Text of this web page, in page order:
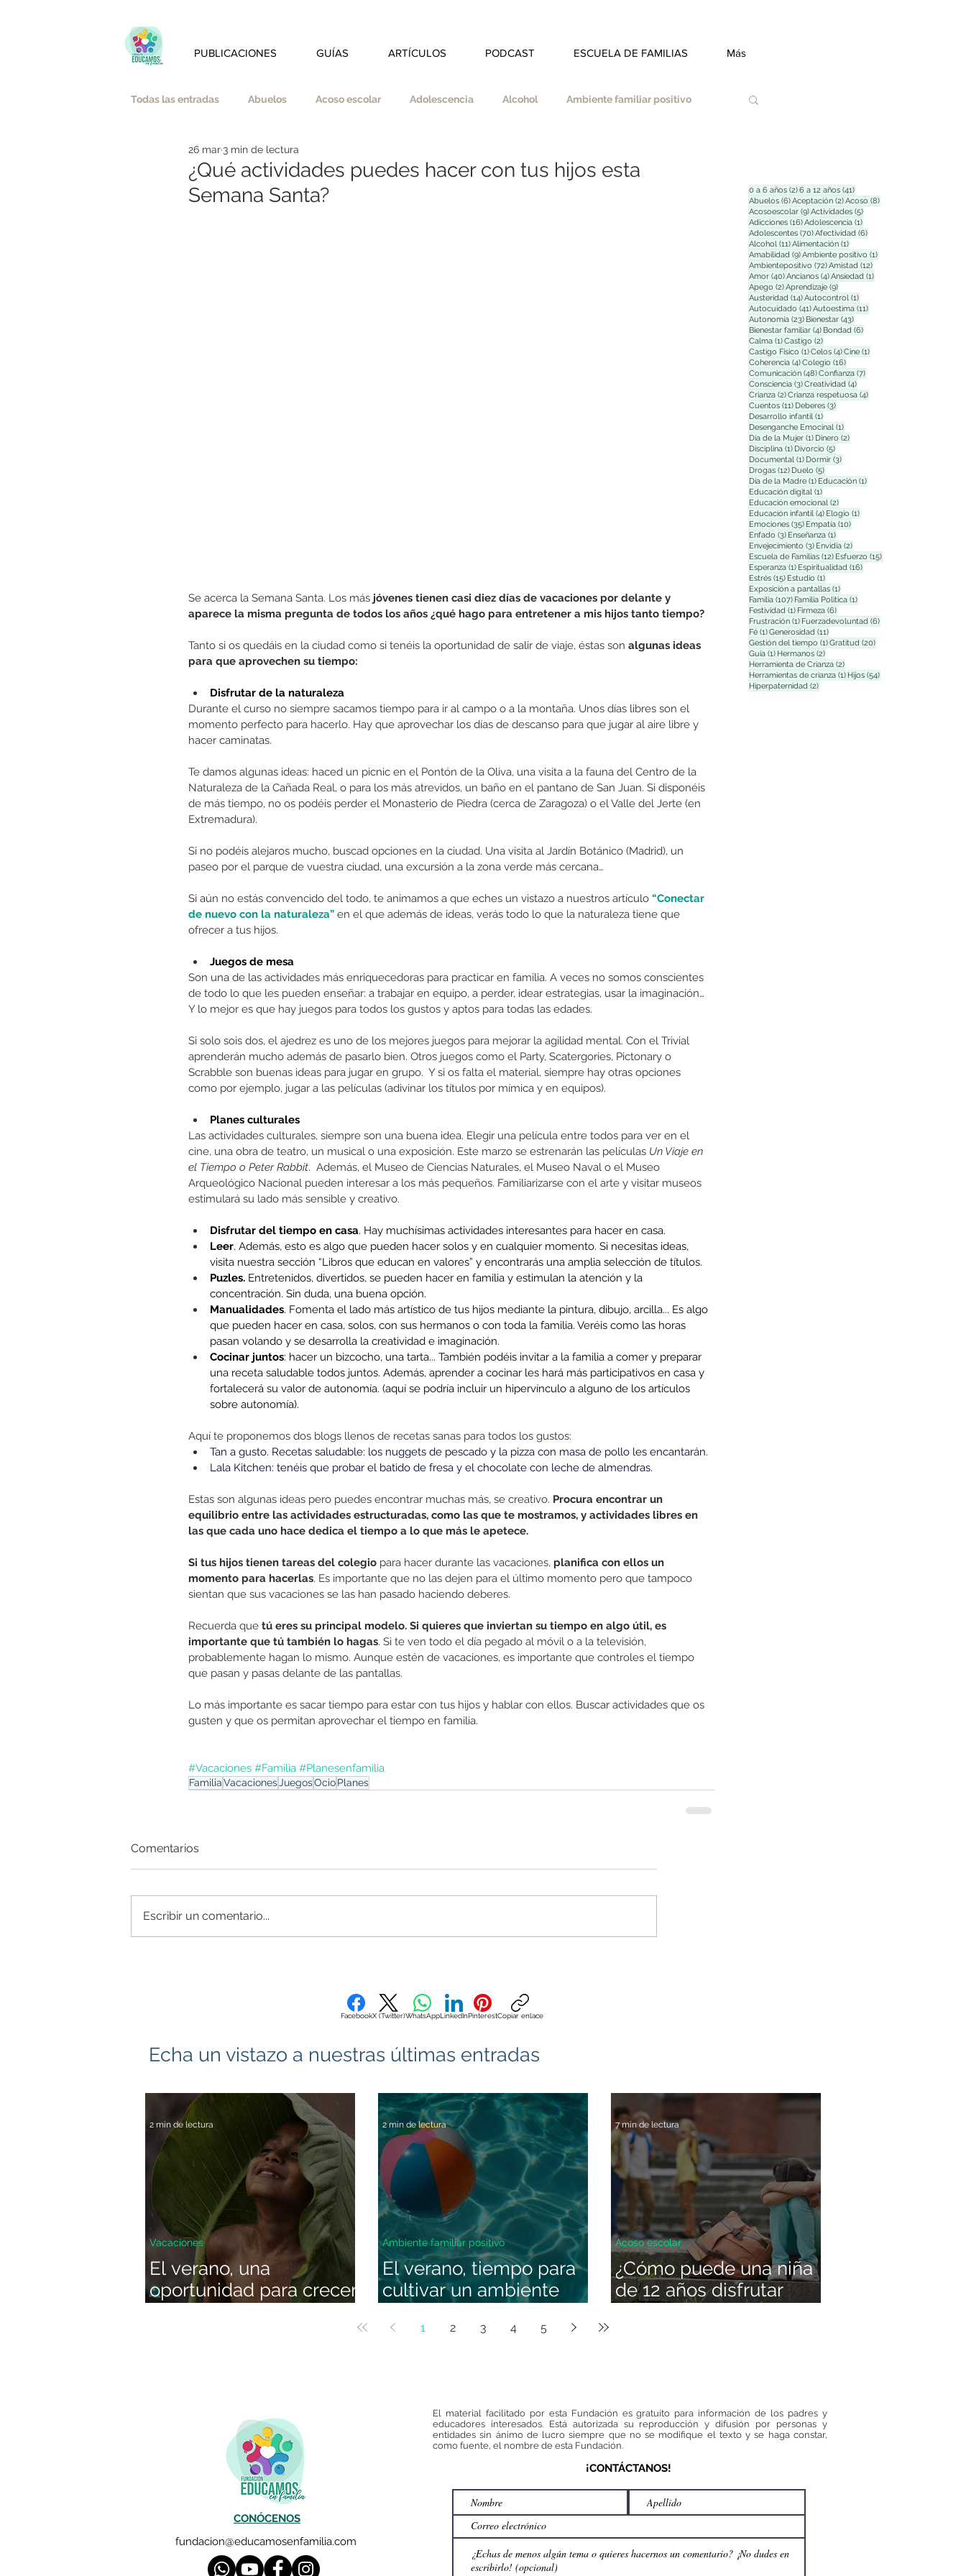
PUBLICACIONES GUÍAS ARTÍCULOS PODCAST ESCUELA DE FAMILIAS Más
Todas las entradas Abuelos Acoso escolar Adolescencia Alcohol Ambiente familiar positivo
Amistad Amor Austeridad
¿Qué actividades puedes hacer con tus hijos esta
Semana Santa?
26 mar 3 min de lectura
Se acerca la Semana Santa. Los más jóvenes tienen casi diez días de vacaciones por delante y
aparece la misma pregunta de todos los años ¿qué hago para entretener a mis hijos tanto tiempo?
Tanto si os quedáis en la ciudad como si tenéis la oportunidad de salir de viaje, éstas son algunas ideas
para que aprovechen su tiempo:
Disfrutar de la naturaleza
Durante el curso no siempre sacamos tiempo para ir al campo o a la montaña. Unos días libres son el
momento perfecto para hacerlo. Hay que aprovechar los días de descanso para que jugar al aire libre y
hacer caminatas.
Te damos algunas ideas: haced un picnic en el Pontón de la Oliva, una visita a la fauna del Centro de la
Naturaleza de la Cañada Real, o para los más atrevidos, un baño en el pantano de San Juan. Si disponéis
de más tiempo, no os podéis perder el Monasterio de Piedra (cerca de Zaragoza) o el Valle del Jerte (en
Extremadura).
Si no podéis alejaros mucho, buscad opciones en la ciudad. Una visita al Jardín Botánico (Madrid), un
paseo por el parque de vuestra ciudad, una excursión a la zona verde más cercana…
Si aún no estás convencido del todo, te animamos a que eches un vistazo a nuestros artículo “Conectar
de nuevo con la naturaleza” en el que además de ideas, verás todo lo que la naturaleza tiene que
ofrecer a tus hijos.
Juegos de mesa
Son una de las actividades más enriquecedoras para practicar en familia. A veces no somos conscientes
de todo lo que les pueden enseñar: a trabajar en equipo, a perder, idear estrategias, usar la imaginación…
Y lo mejor es que hay juegos para todos los gustos y aptos para todas las edades.
Si solo sois dos, el ajedrez es uno de los mejores juegos para mejorar la agilidad mental. Con el Trivial
aprenderán mucho además de pasarlo bien. Otros juegos como el Party, Scatergories, Pictonary o
Scrabble son buenas ideas para jugar en grupo.  Y si os falta el material, siempre hay otras opciones
como por ejemplo, jugar a las películas (adivinar los títulos por mímica y en equipos).
Planes culturales
Las actividades culturales, siempre son una buena idea. Elegir una película entre todos para ver en el
cine, una obra de teatro, un musical o una exposición. Este marzo se estrenarán las películas Un Viaje en
el Tiempo o Peter Rabbit.  Además, el Museo de Ciencias Naturales, el Museo Naval o el Museo
Arqueológico Nacional pueden interesar a los más pequeños. Familiarizarse con el arte y visitar museos
estimulará su lado más sensible y creativo.
Disfrutar del tiempo en casa. Hay muchísimas actividades interesantes para hacer en casa.
Leer. Además, esto es algo que pueden hacer solos y en cualquier momento. Si necesitas ideas,
visita nuestra sección “Libros que educan en valores” y encontrarás una amplia selección de títulos.
Puzles. Entretenidos, divertidos, se pueden hacer en familia y estimulan la atención y la
concentración. Sin duda, una buena opción.
Manualidades. Fomenta el lado más artístico de tus hijos mediante la pintura, dibujo, arcilla... Es algo
que pueden hacer en casa, solos, con sus hermanos o con toda la familia. Veréis como las horas
pasan volando y se desarrolla la creatividad e imaginación.
Cocinar juntos: hacer un bizcocho, una tarta... También podéis invitar a la familia a comer y preparar
una receta saludable todos juntos. Además, aprender a cocinar les hará más participativos en casa y
fortalecerá su valor de autonomía. (aquí se podría incluir un hipervínculo a alguno de los artículos
sobre autonomía).
Aquí te proponemos dos blogs llenos de recetas sanas para todos los gustos:
Tan a gusto. Recetas saludable: los nuggets de pescado y la pizza con masa de pollo les encantarán.
Lala Kitchen: tenéis que probar el batido de fresa y el chocolate con leche de almendras.
Estas son algunas ideas pero puedes encontrar muchas más, se creativo. Procura encontrar un
equilibrio entre las actividades estructuradas, como las que te mostramos, y actividades libres en
las que cada uno hace dedica el tiempo a lo que más le apetece.
Si tus hijos tienen tareas del colegio para hacer durante las vacaciones, planifica con ellos un
momento para hacerlas. Es importante que no las dejen para el último momento pero que tampoco
sientan que sus vacaciones se las han pasado haciendo deberes.
Recuerda que tú eres su principal modelo. Si quieres que inviertan su tiempo en algo útil, es
importante que tú también lo hagas. Si te ven todo el día pegado al móvil o a la televisión,
probablemente hagan lo mismo. Aunque estén de vacaciones, es importante que controles el tiempo
que pasan y pasas delante de las pantallas.
Lo más importante es sacar tiempo para estar con tus hijos y hablar con ellos. Buscar actividades que os
gusten y que os permitan aprovechar el tiempo en familia.
#Vacaciones #Familia #Planesenfamilia
FamiliaVacacionesJuegosOcioPlanes
Comentarios
Escribir un comentario...
0 a 6 años (2)2 entradas
6 a 12 años (41)41 entradas
Abuelos (6)6 entradas
Aceptación (2)2 entradas
Acoso (8)8 entradas
Acosoescolar (9)9 entradas
Actividades (5)5 entradas
Adicciones (16)16 entradas
Adolescencia (1)1 entrada
Adolescentes (70)70 entradas
Afectividad (6)6 entradas
Alcohol (11)11 entradas
Alimentación (1)1 entrada
Amabilidad (9)9 entradas
Ambiente positivo (1)1 entrada
Ambientepositivo (72)72 entradas
Amistad (12)12 entradas
Amor (40)40 entradas
Ancianos (4)4 entradas
Ansiedad (1)1 entrada
Apego (2)2 entradas
Aprendizaje (9)9 entradas
Austeridad (14)14 entradas
Autocontrol (1)1 entrada
Autocuidado (41)41 entradas
Autoestima (11)11 entradas
Autonomía (23)23 entradas
Bienestar (43)43 entradas
Bienestar familiar (4)4 entradas
Bondad (6)6 entradas
Calma (1)1 entrada
Castigo (2)2 entradas
Castigo Físico (1)1 entrada
Celos (4)4 entradas
Cine (1)1 entrada
Coherencia (4)4 entradas
Colegio (16)16 entradas
Comunicación (48)48 entradas
Confianza (7)7 entradas
Consciencia (3)3 entradas
Creatividad (4)4 entradas
Crianza (2)2 entradas
Crianza respetuosa (4)4 entradas
Cuentos (11)11 entradas
Deberes (3)3 entradas
Desarrollo infantil (1)1 entrada
Desenganche Emocinal (1)1 entrada
Dia de la Mujer (1)1 entrada
Dinero (2)2 entradas
Disciplina (1)1 entrada
Divorcio (5)5 entradas
Documental (1)1 entrada
Dormir (3)3 entradas
Drogas (12)12 entradas
Duelo (5)5 entradas
Día de la Madre (1)1 entrada
Educación (1)1 entrada
Educación digital (1)1 entrada
Educación emocional (2)2 entradas
Educación infantil (4)4 entradas
Elogio (1)1 entrada
Emociones (35)35 entradas
Empatía (10)10 entradas
Enfado (3)3 entradas
Enseñanza (1)1 entrada
Envejecimiento (3)3 entradas
Envidia (2)2 entradas
Escuela de Familias (12)12 entradas
Esfuerzo (15)15 entradas
Esperanza (1)1 entrada
Espiritualidad (16)16 entradas
Estrés (15)15 entradas
Estudio (1)1 entrada
Exposición a pantallas (1)1 entrada
Familia (107)107 entradas
Familia Polìtica (1)1 entrada
Festividad (1)1 entrada
Firmeza (6)6 entradas
Frustración (1)1 entrada
Fuerzadevoluntad (6)6 entradas
Fé (1)1 entrada
Generosidad (11)11 entradas
Gestión del tiempo (1)1 entrada
Gratitud (20)20 entradas
Guía (1)1 entrada
Hermanos (2)2 entradas
Herramienta de Crianza (2)2 entradas
Herramientas de crianza (1)1 entrada
Hijos (54)54 entradas
Hiperpaternidad (2)2 entradas
FacebookX (Twitter)WhatsAppLinkedInPinterestCopiar enlace
Echa un vistazo a nuestras últimas entradas
El verano, una
oportunidad para crecer
Vacaciones
2 min de lectura
El verano, tiempo para
cultivar un ambiente
Ambiente familiar positivo
2 min de lectura
¿Cómo puede una niña
de 12 años disfrutar
Acoso escolar
7 min de lectura
1 2 3 4 5
CONÓCENOS
fundacion@educamosenfamilia.com
El material facilitado por esta Fundación es gratuito para información de los padres y
educadores interesados. Está autorizada su reproducción y difusión por personas y
entidades sin ánimo de lucro siempre que no se modifique el texto y se haga constar,
como fuente, el nombre de esta Fundación.
¡CONTÁCTANOS!